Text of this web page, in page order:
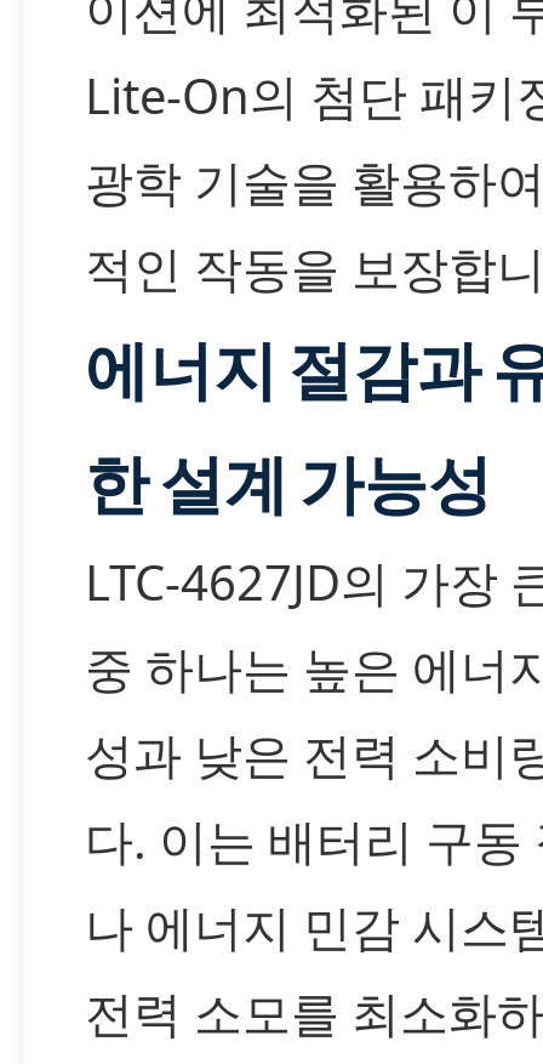
Lite-On의 첨단 패키
광학 기술을 활용하
적인 작동을 보장합
에너지 절감과
한 설계 가능성
LTC-4627JD의 가장
중 하나는 높은 에너
성과 낮은 전력 소비
다. 이는 배터리 구동
나 에너지 민감 시스
전력 소모를 최소화